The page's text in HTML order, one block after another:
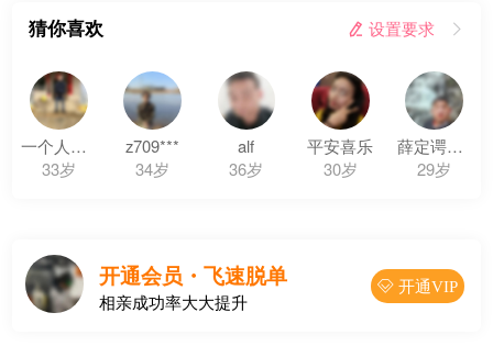
猜你喜欢  设置要求 
一个人的世界
33岁
z709***
34岁
alf
36岁
平安喜乐
30岁
薛定谔的小火柴
29岁
开通会员・飞速脱单
相亲成功率大大提升
 开通VIP